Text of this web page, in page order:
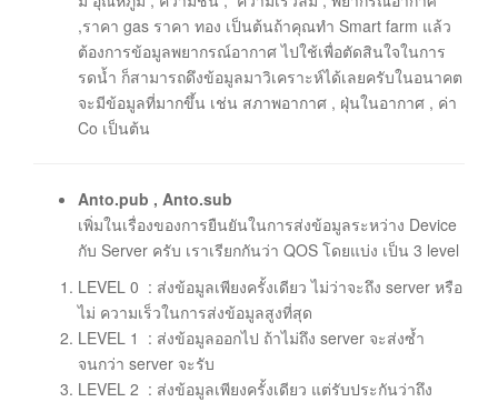
,ราคา gas ราคา ทอง เป็นต้นถ้าคุณทำ Smart farm แล้ว
ต้องการข้อมูลพยากรณ์อากาศ ไปใช้เพื่อตัดสินใจในการ
รดน้ำ ก็สามารถดึงข้อมูลมาวิเคราะห์ได้เลยครับในอนาคต
จะมีข้อมูลที่มากขึ้น เช่น สภาพอากาศ , ฝุ่นในอากาศ , ค่า
Co เป็นต้น
Anto.pub , Anto.sub
เพิ่มในเรื่องของการยืนยันในการส่งข้อมูลระหว่าง Device
กับ Server ครับ เราเรียกกันว่า QOS โดยแบ่ง เป็น 3 level
LEVEL 0 : ส่งข้อมูลเพียงครั้งเดียว ไม่ว่าจะถึง server หรือ
ไม่ ความเร็วในการส่งข้อมูลสูงที่สุด
LEVEL 1 : ส่งข้อมูลออกไป ถ้าไม่ถึง server จะส่งซ้ำ
จนกว่า server จะรับ
LEVEL 2 : ส่งข้อมูลเพียงครั้งเดียว แต่รับประกันว่าถึง